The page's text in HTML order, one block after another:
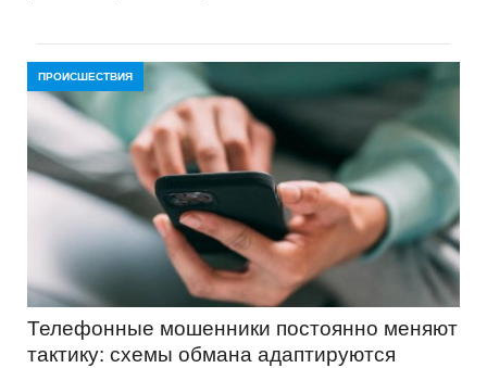
ПРОИСШЕСТВИЯ
Телефонные мошенники постоянно меняют
тактику: схемы обмана адаптируются